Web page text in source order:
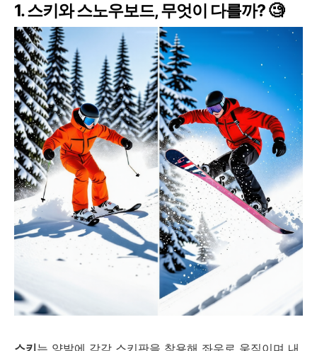
1. 스키와 스노우보드, 무엇이 다를까? 🧐